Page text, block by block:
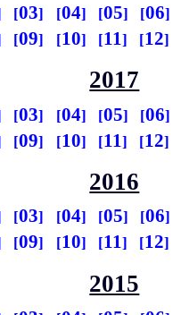
03 04 05
06
09 10 11 12
2017
03 04 05
06
09 10 11 12
2016
03 04 05
06
09 10 11 12
2015